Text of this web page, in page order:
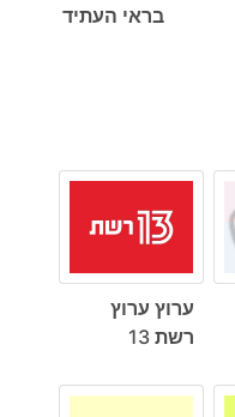
בראי העתיד
ערוץ ערוץ
רשת 13